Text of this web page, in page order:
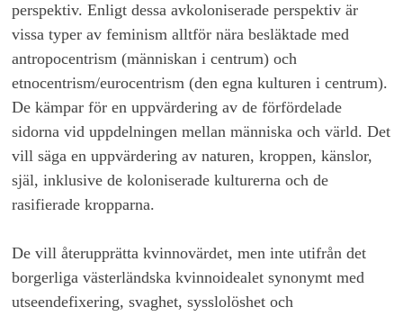
perspektiv. Enligt dessa avkoloniserade perspektiv är
vissa typer av feminism alltför nära besläktade med
antropocentrism (människan i centrum) och
etnocentrism/eurocentrism (den egna kulturen i centrum).
De kämpar för en uppvärdering av de förfördelade
sidorna vid uppdelningen mellan människa och värld. Det
vill säga en uppvärdering av naturen, kroppen, känslor,
själ, inklusive de koloniserade kulturerna och de
rasifierade kropparna.
De vill återupprätta kvinnovärdet, men inte utifrån det
borgerliga västerländska kvinnoidealet synonymt med
utseendefixering, svaghet, sysslolöshet och